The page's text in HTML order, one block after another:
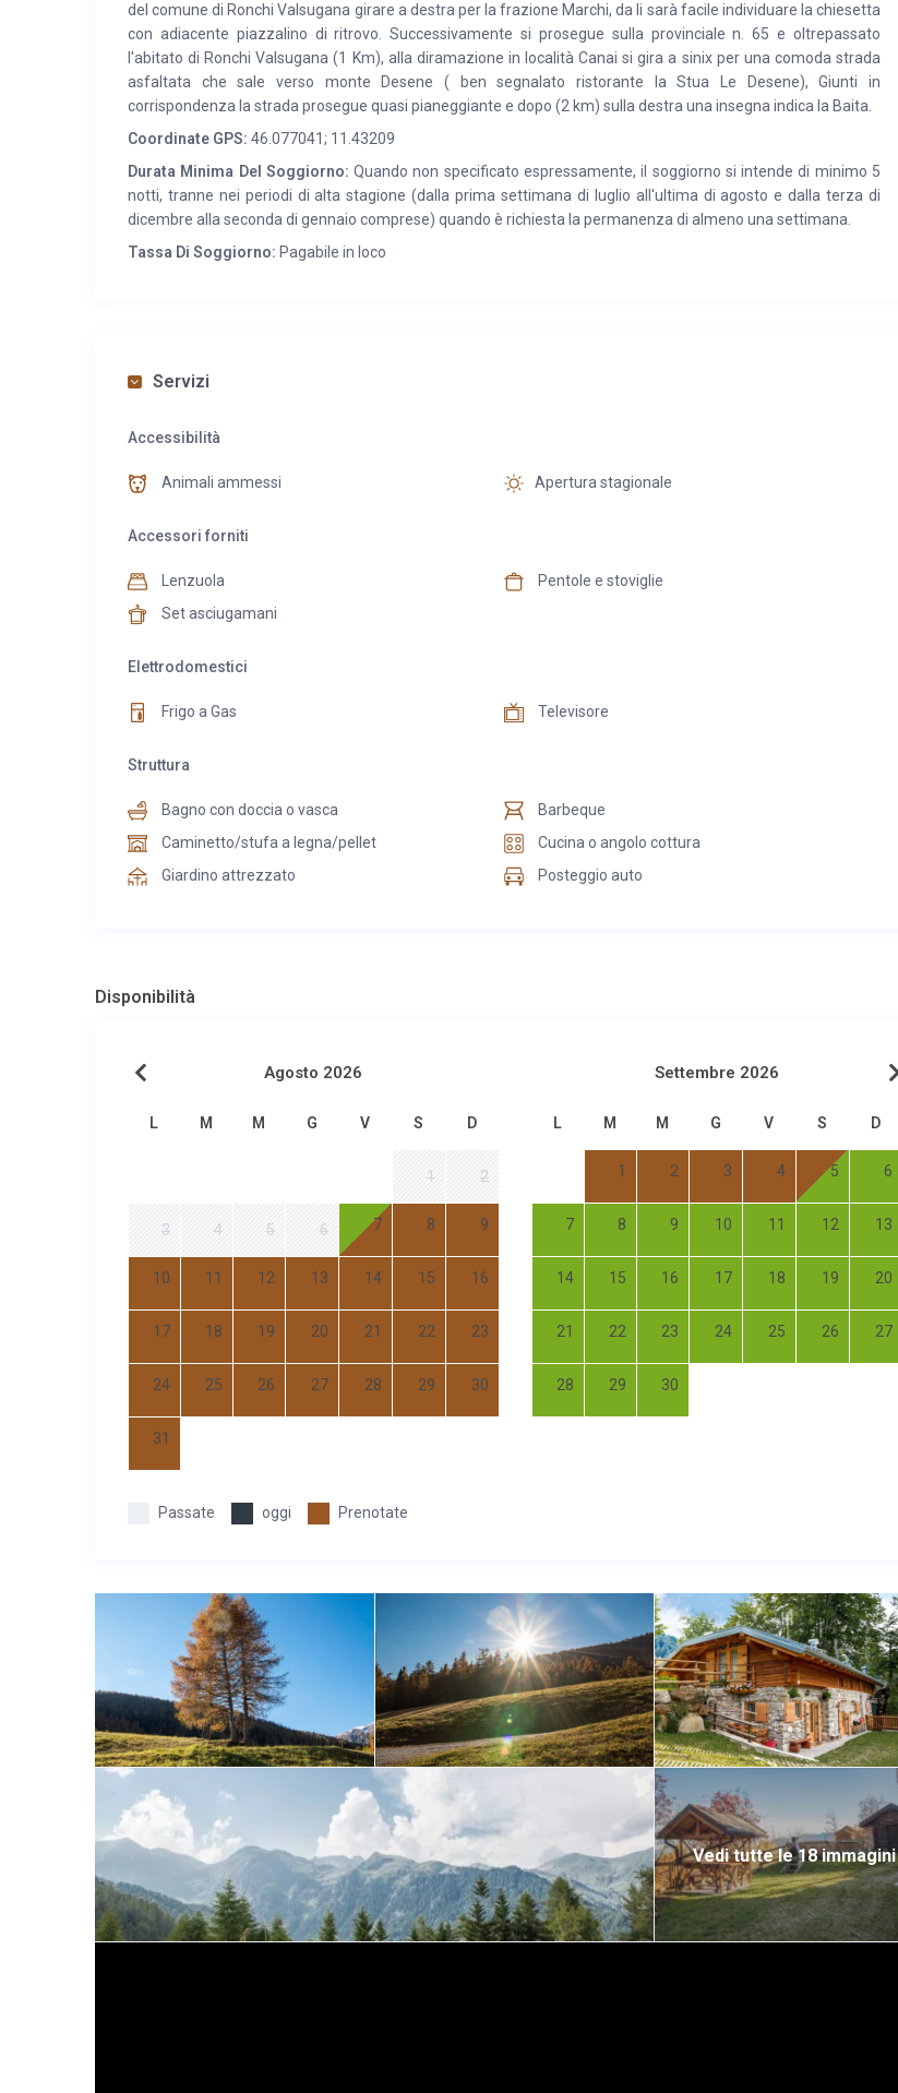
del comune di Ronchi Valsugana girare a destra per la frazione Marchi, da li sarà facile individuare la chiesetta
con adiacente piazzalino di ritrovo. Successivamente si prosegue sulla provinciale n. 65 e oltrepassato
l'abitato di Ronchi Valsugana (1 Km), alla diramazione in località Canai si gira a sinix per una comoda strada
asfaltata che sale verso monte Desene ( ben segnalato ristorante la Stua Le Desene), Giunti in
corrispondenza la strada prosegue quasi pianeggiante e dopo (2 km) sulla destra una insegna indica la Baita.
Coordinate GPS: 46.077041; 11.43209
Durata Minima Del Soggiorno: Quando non specificato espressamente, il soggiorno si intende di minimo 5
notti, tranne nei periodi di alta stagione (dalla prima settimana di luglio all'ultima di agosto e dalla terza di
dicembre alla seconda di gennaio comprese) quando è richiesta la permanenza di almeno una settimana.
Tassa Di Soggiorno: Pagabile in loco
Servizi
Accessibilità
Animali ammessi Apertura stagionale
Accessori forniti
Lenzuola
Pentole e stoviglie
Set asciugamani
Elettrodomestici
Frigo a Gas Televisore
Struttura
Bagno con doccia o vasca
Barbeque
Caminetto/stufa a legna/pellet
Cucina o angolo cottura
Giardino attrezzato
Posteggio auto
Disponibilità
Agosto 2026
L M M G V S D
1 2
3 4 5 6 7 8 9
10 11 12 13 14 15 16
17 18 19 20 21 22 23
24 25 26 27 28 29 30
31
Settembre 2026
L M M G V S D
1 2 3 4 5 6
7 8 9 10 11 12 13
14 15 16 17 18 19 20
21 22 23 24 25 26 27
28 29 30
Passate oggi Prenotate
Vedi tutte le 18 immagini